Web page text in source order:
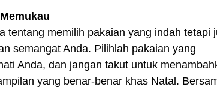
tentang memilih pakaian yang indah tetapi
semangat Anda. Pilihlah pakaian yang
Anda, dan jangan takut untuk
yang benar-benar khas Natal.